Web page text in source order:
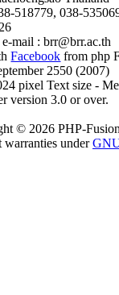
518779, 038-
mail : brr@brr.ac.th
Facebook from php
2550 (2007)
pixel Text size -
version 3.0 or over.
© 2026 PHP-
warranties under